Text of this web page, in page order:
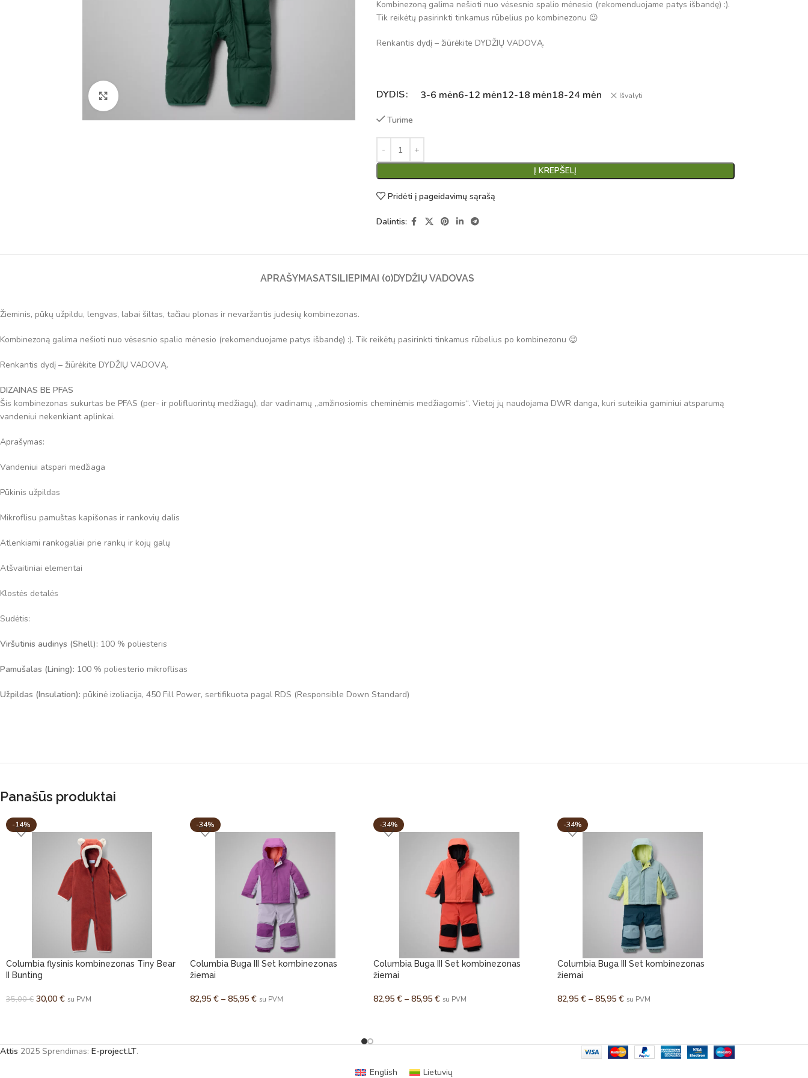
Spustelėkite norėdami padidinti
Kombinezoną galima nešioti nuo vėsesnio spalio mėnesio (rekomenduojame patys išbandę) :).
Tik reikėtų pasirinkti tinkamus rūbelius po kombinezonu 😉
Renkantis dydį – žiūrėkite DYDŽIŲ VADOVĄ.
DYDIS 3-6 mėn6-12 mėn12-18 mėn18-24 mėn Išvalyti
Turime
Į KREPŠELĮ
Alternative:
Pridėti į pageidavimų sąrašą
Dalintis:
APRAŠYMASATSILIEPIMAI (0)DYDŽIŲ VADOVAS
Žieminis, pūkų užpildu, lengvas, labai šiltas, tačiau plonas ir nevaržantis judesių kombinezonas.
Kombinezoną galima nešioti nuo vėsesnio spalio mėnesio (rekomenduojame patys išbandę) :). Tik reikėtų pasirinkti tinkamus rūbelius po kombinezonu 😉
Renkantis dydį – žiūrėkite DYDŽIŲ VADOVĄ.
DIZAINAS BE PFAS
Šis kombinezonas sukurtas be PFAS (per- ir polifluorintų medžiagų), dar vadinamų „amžinosiomis cheminėmis medžiagomis“. Vietoj jų naudojama DWR danga, kuri suteikia gaminiui atsparumą
vandeniui nekenkiant aplinkai.
Aprašymas:
Vandeniui atspari medžiaga
Pūkinis užpildas
Mikroflisu pamuštas kapišonas ir rankovių dalis
Atlenkiami rankogaliai prie rankų ir kojų galų
Atšvaitiniai elementai
Klostės detalės
Sudėtis:
Viršutinis audinys (Shell): 100 % poliesteris
Pamušalas (Lining): 100 % poliesterio mikroflisas
Užpildas (Insulation): pūkinė izoliacija, 450 Fill Power, sertifikuota pagal RDS (Responsible Down Standard)
Panašūs produktai
-14%
Columbia flysinis kombinezonas Tiny Bear
II Bunting
35,00€ 30,00 € su PVM
-34%
Columbia Buga III Set kombinezonas
žiemai
82,95 € – 85,95 € su PVM
-34%
Columbia Buga III Set kombinezonas
žiemai
82,95 € – 85,95 € su PVM
-34%
Columbia Buga III Set kombinezonas
žiemai
82,95 € – 85,95 € su PVM
Attis 2025 Sprendimas: E-project.LT.
English
Lietuvių